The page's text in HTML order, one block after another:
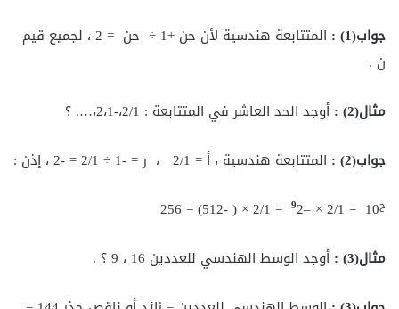
جواب(1 ) :
المتتابعة هندسية لأن حن +1 ÷ حن = 2 ، لجميع قيم
ن .
مثال(2 ) : أوجد الحد العاشر في المتتابعة : 2/1،-2،1،…. ؟
جواب(2 ) : المتتابعة هندسية ، أ = 2/1 ، ر = -1 ÷ 2/1 = -2 ، إذن :
ح10 = 2/1 × –
92 = 2/1 × ( -512) = 256
مثال(3 ) : أوجد الوسط الهندسي للعددين 16 ، 9 ؟ .